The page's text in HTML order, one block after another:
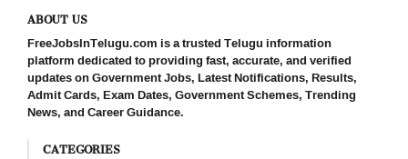
ABOUT US
FreeJobsInTelugu.com is a trusted Telugu information
platform dedicated to providing fast, accurate, and verified
updates on Government Jobs, Latest Notifications, Results,
Admit Cards, Exam Dates, Government Schemes, Trending
News, and Career Guidance.
CATEGORIES